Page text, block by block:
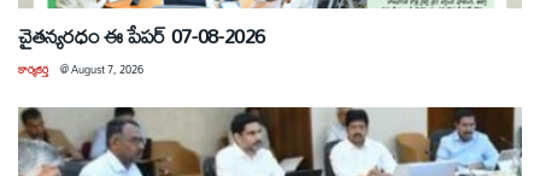
చైతన్యరధం ఈ పేపర్ 07-08-2026
కార్యకర్త @August 7, 2026